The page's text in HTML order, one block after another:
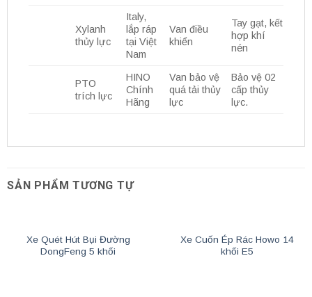
Xylanh
thủy lực
Italy,
lắp ráp
tại Việt
Nam
Van điều
khiển
Tay gạt, kết
hợp khí
nén
PTO
trích lực
HINO
Chính
Hãng
Van bảo vệ
quá tải thủy
lực
Bảo vệ 02
cấp thủy
lực.
SẢN PHẨM TƯƠNG TỰ
Xe Quét Hút Bụi Đường
DongFeng 5 khối
Xe Cuốn Ép Rác Howo 14
khối E5